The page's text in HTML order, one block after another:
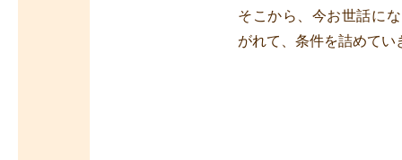
そこから、今お世話に
がれて、条件を詰めてい